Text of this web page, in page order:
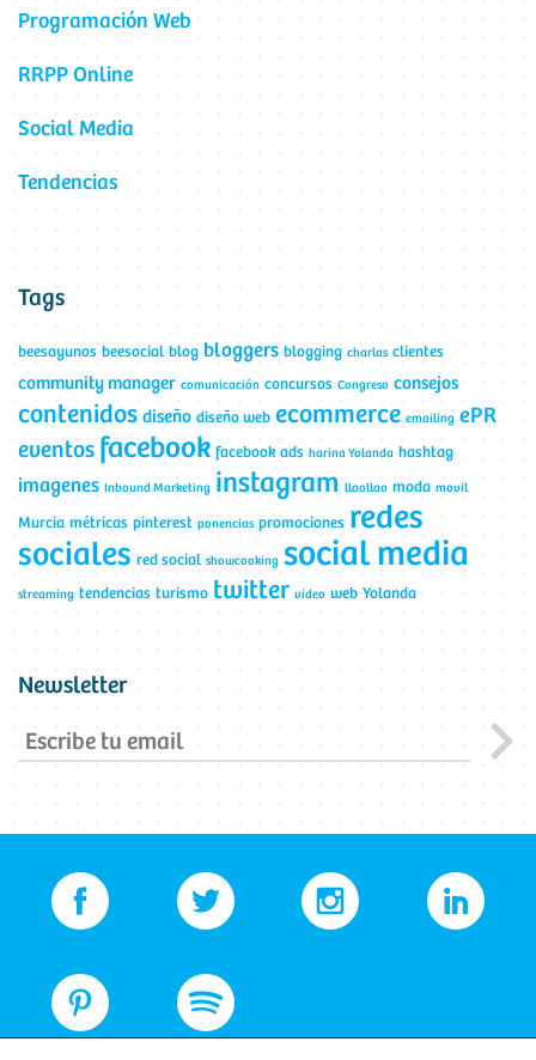
Programación Web
RRPP Online
Social Media
Tendencias
Tags
beesayunos beesocial blog bloggers blogging charlas clientes
community manager comunicación concursos Congreso consejos
contenidos diseño diseño web ecommerce emailing ePR
eventos facebook facebook ads harina Yolanda hashtag
imagenes Inbound Marketing instagram llaollao moda movil
Murcia métricas pinterest ponencias promociones redes
sociales red social showcooking social media
streaming tendencias turismo twitter video web Yolanda
Newsletter